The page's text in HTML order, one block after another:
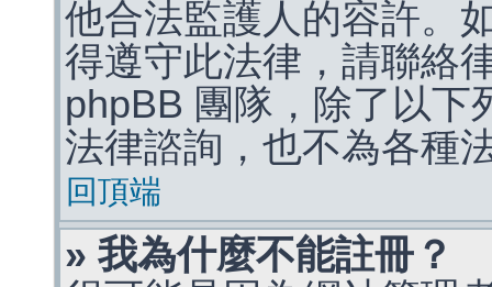
他合法監護人的容許。
得遵守此法律，請聯絡
phpBB 團隊，除了以下
法律諮詢，也不為各種
回頂端
» 我為什麼不能註冊？